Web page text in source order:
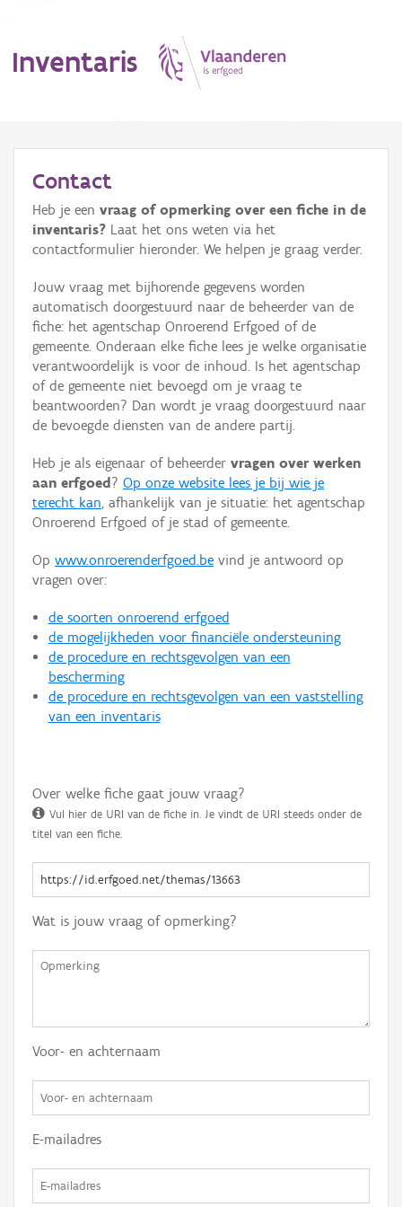
Inventaris
Erfgoedobject
Aanduidingsobject
Waarneming
Thema
Gebeurtenis
Persoon of collectief
Hergebruik
Aanmelden
Contact
Heb je een vraag of opmerking over een fiche in de
inventaris? Laat het ons weten via het
contactformulier hieronder. We helpen je graag verder.
Jouw vraag met bijhorende gegevens worden
automatisch doorgestuurd naar de beheerder van de
fiche: het agentschap Onroerend Erfgoed of de
gemeente. Onderaan elke fiche lees je welke organisatie
verantwoordelijk is voor de inhoud. Is het agentschap
of de gemeente niet bevoegd om je vraag te
beantwoorden? Dan wordt je vraag doorgestuurd naar
de bevoegde diensten van de andere partij.
Heb je als eigenaar of beheerder vragen over werken
aan erfgoed ? Op onze website lees je bij wie je
terecht kan, afhankelijk van je situatie: het agentschap
Onroerend Erfgoed of je stad of gemeente.
Op www.onroerenderfgoed.be vind je antwoord op
vragen over:
de soorten onroerend erfgoed
de mogelijkheden voor financiële ondersteuning
de procedure en rechtsgevolgen van een
bescherming
de procedure en rechtsgevolgen van een vaststelling
van een inventaris
Over welke fiche gaat jouw vraag?
Vul hier de URI van de fiche in. Je vindt de URI steeds onder de
titel van een fiche.
Wat is jouw vraag of opmerking?
Voor- en achternaam
E-mailadres